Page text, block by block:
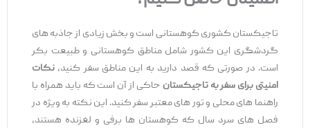
تاجیکستان کشوری کوهستانی است و بخش زیادی از جاذبه ‌های
گردشگری این کشور شامل مناطق کوهستانی و طبیعت بکر
است. در صورتی که قصد دارید به این مناطق سفر کنید،نکات
امنیتی برای سفر به تاجیکستانحاکی از آن است که باید همراه با
راهنما های محلی و تور های معتبر سفر کنید. این نکته به ویژه در
فصل ‌های سرد سال که کوهستان ها برفی و لغزنده هستند،